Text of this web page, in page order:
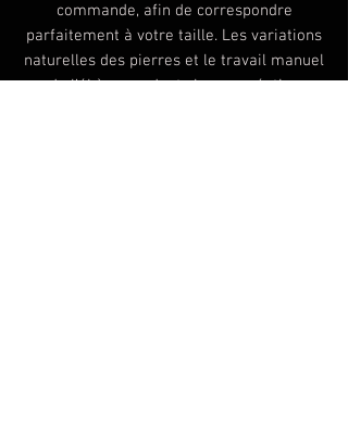
commande, afin de correspondre
parfaitement à votre taille. Les variations
naturelles des pierres et le travail manuel
de l’ébène rendent chaque création